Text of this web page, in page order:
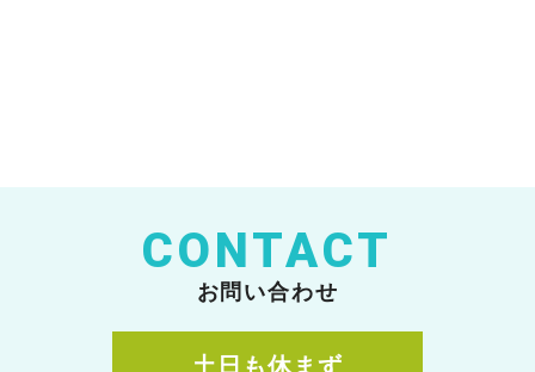
CONTACT
お問い合わせ
土日も休まず